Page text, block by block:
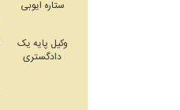
ستاره ایوبی
وکیل پایه یک
دادگستری